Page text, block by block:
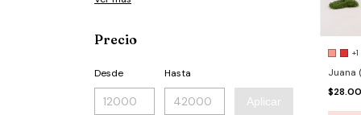
Precio
Desde Hasta
Aplicar
+1
Juana